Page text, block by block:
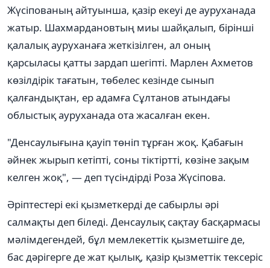
Жүсіпованың айтуынша, қазір екеуі де ауруханада
жатыр. Шахмардановтың миы шайқалып, бірінші
қалалық ауруханаға жеткізілген, ал оның
қарсыласы қатты зардап шегіпті. Марлен Ахметов
көзілдірік тағатын, төбелес кезінде сынып
қалғандықтан, ер адамға Сұлтанов атындағы
облыстық ауруханада ота жасалған екен.
"Денсаулығына қауіп төніп тұрған жоқ. Қабағын
әйнек жырып кетіпті, соны тіктіртті, көзіне зақым
келген жоқ", — деп түсіндірді Роза Жүсіпова.
Әріптестері екі қызметкерді де сабырлы әрі
салмақты деп біледі. Денсаулық сақтау басқармасы
мәлімдегендей, бұл мемлекеттік қызметшіге де,
бас дәрігерге де жат қылық, қазір қызметтік тексеріс